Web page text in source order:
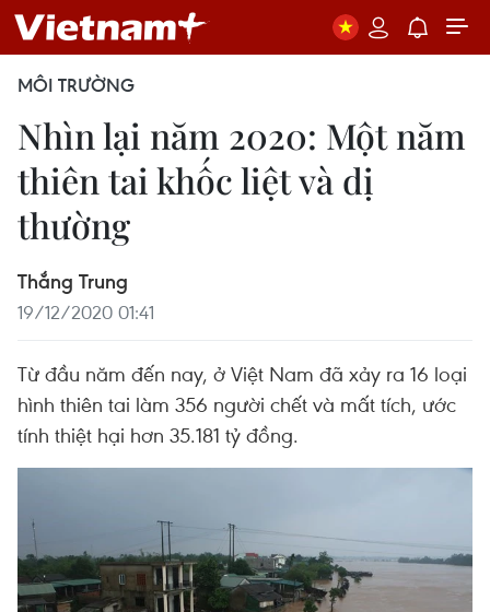
MÔI TRƯỜNG
Nhìn lại năm 2020: Một năm
thiên tai khốc liệt và dị
thường
Thắng Trung
19/12/2020 01:41
Từ đầu năm đến nay, ở Việt Nam đã xảy ra 16 loại
hình thiên tai làm 356 người chết và mất tích, ước
tính thiệt hại hơn 35.181 tỷ đồng.